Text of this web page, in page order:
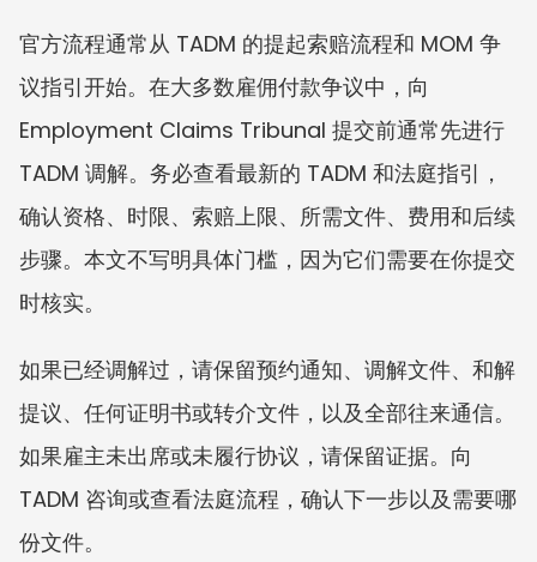
官方流程通常从 TADM 的提起索赔流程和 MOM 争
议指引开始。在大多数雇佣付款争议中，向
Employment Claims Tribunal 提交前通常先进行
TADM 调解。务必查看最新的 TADM 和法庭指引，
确认资格、时限、索赔上限、所需文件、费用和后续
步骤。本文不写明具体门槛，因为它们需要在你提交
时核实。
如果已经调解过，请保留预约通知、调解文件、和解
提议、任何证明书或转介文件，以及全部往来通信。
如果雇主未出席或未履行协议，请保留证据。向
TADM 咨询或查看法庭流程，确认下一步以及需要哪
份文件。